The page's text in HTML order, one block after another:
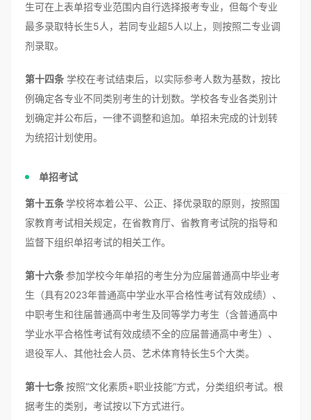
生可在上表单招专业范围内自行选择报考专业，但每个专业
最多录取特长生5人，若同专业超5人以上，则按照二专业调
剂录取。
第十四条 学校在考试结束后，以实际参考人数为基数，按比
例确定各专业不同类别考生的计划数。学校各专业各类别计
划确定并公布后，一律不调整和追加。单招未完成的计划转
为统招计划使用。
单招考试
第十五条学校将本着公平、公正、择优录取的原则，按照国
家教育考试相关规定，在省教育厅、省教育考试院的指导和
监督下组织单招考试的相关工作。
第十六条参加学校今年单招的考生分为应届普通高中毕业考
生（具有2023年普通高中学业水平合格性考试有效成绩）、
中职考生和往届普通高中考生及同等学力考生（含普通高中
学业水平合格性考试有效成绩不全的应届普通高中考生）、
退役军人、其他社会人员、艺术体育特长生5个大类。
第十七条按照“文化素质+职业技能”方式，分类组织考试。根
据考生的类别，考试按以下方式进行。